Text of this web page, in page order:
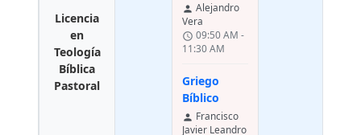
Licencia
en
Teología
Bíblica
Pastoral
person Alejandro
Vera
schedule 09:50 AM -
11:30 AM
Griego
Bíblico
person Francisco
Javier Leandro